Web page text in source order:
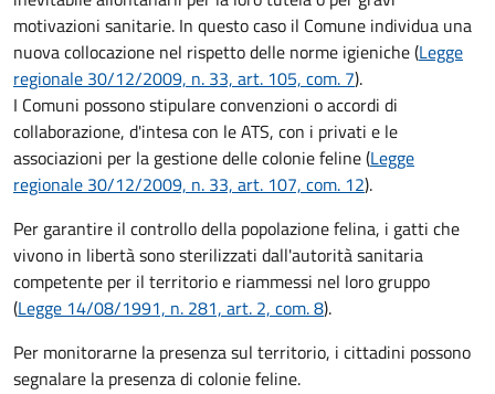
motivazioni sanitarie. In questo caso il Comune individua una
nuova collocazione nel rispetto delle norme igieniche (Legge
regionale 30/12/2009, n. 33, art. 105, com. 7).
I Comuni possono stipulare convenzioni o accordi di
collaborazione, d'intesa con le ATS, con i privati e le
associazioni per la gestione delle colonie feline (Legge
regionale 30/12/2009, n. 33, art. 107, com. 12).
Per garantire il controllo della popolazione felina, i gatti che
vivono in libertà sono sterilizzati dall'autorità sanitaria
competente per il territorio e riammessi nel loro gruppo
(Legge 14/08/1991, n. 281, art. 2, com. 8).
Per monitorarne la presenza sul territorio, i cittadini possono
segnalare la presenza di colonie feline.